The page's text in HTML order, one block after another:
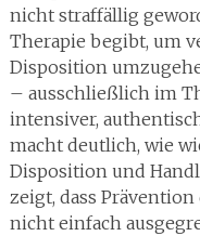
nicht straffällig
Therapie begibt, um
Disposition
– ausschließlich im
intensiver,
macht deutlich, wie
Disposition und
zeigt, dass
nicht einfach